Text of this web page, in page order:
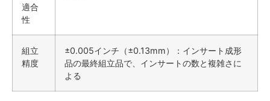
適合
性
組立
精度
±0.005インチ（±0.13mm）：インサート成形
品の最終組立品で、インサートの数と複雑さに
よる